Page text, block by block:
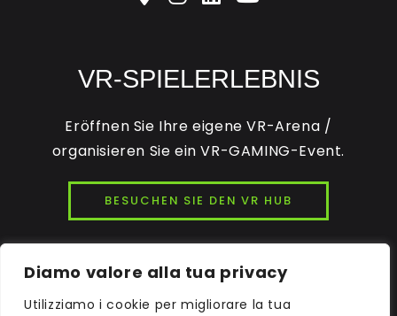
Diamo valore alla tua privacy
Utilizziamo i cookie per migliorare la tua
VR-SPIELERLEBNIS
Eröffnen Sie Ihre eigene VR-Arena /
organisieren Sie ein VR-GAMING-Event.
BESUCHEN SIE DEN VR HUB